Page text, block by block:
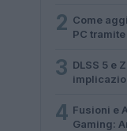
2 Come
PC tramite
3 DLSS 5 e
4 Fusioni e
Gaming: